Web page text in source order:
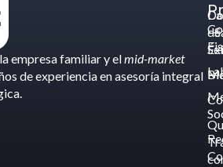
empresa familiar y elmid-market
de experiencia en asesoría integral
de
-